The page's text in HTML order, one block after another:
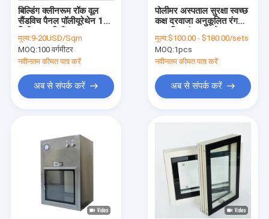
बिल्डिंग क्लीनरूम रॉक वूल
सैंडविच पैनल पॉलीयूरेथेन 100
मूल्य:9-20USD/Sqm
MOQ:100 वर्गमीटर
नवीनतम कीमत पता करें
अब से संपर्क करें
पोलीमर अस्पताल सुरक्षा स्वच्छ
कक्ष दरवाजा अनुकूलित रंग
मूल्य:$100.00 - $180.00/sets
MOQ:1pcs
नवीनतम कीमत पता करें
अब से संपर्क करें